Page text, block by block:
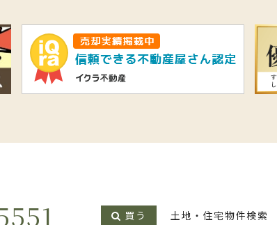
買う 土地・住宅物件検索